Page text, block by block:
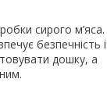
сирого м’яса.
безпечність і
дошку, а